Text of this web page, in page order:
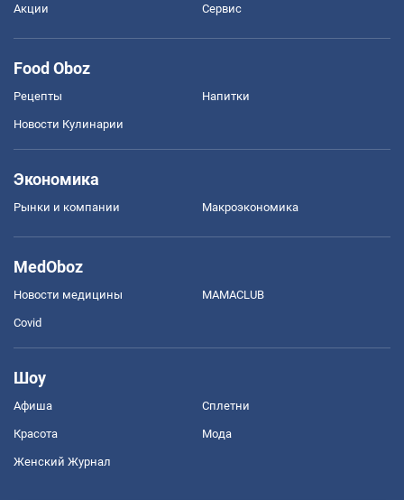
Акции Сервис
Food Oboz
Рецепты Напитки
Новости Кулинарии
Экономика
Рынки и компании Mакроэкономика
MedOboz
Новости медицины MAMACLUB
Covid
Шоу
Афиша Сплетни
Красота Мода
Женский Журнал